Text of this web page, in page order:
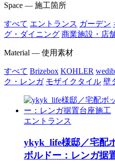
Space — 施工箇所
すべて エントランス ガーデン
グ・ダイニング 商業施設・店
Material — 使用素材
すべて Brizebox KOHLER
ク・レンガ モザイクタイル 壁
エントランス
ykyk_life様邸／宅配
ボルドー：レンガ据